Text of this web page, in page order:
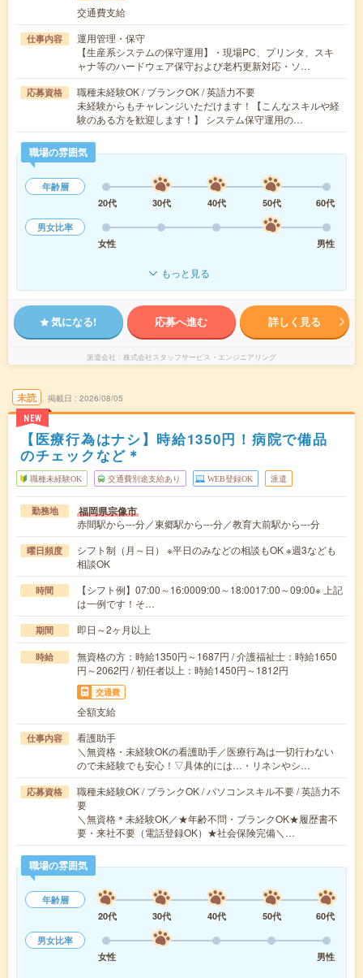
交通費支給
仕事内容
運用管理・保守
【生産系システムの保守運用】・現場PC、プリンタ、スキ
ャナ等のハードウェア保守および老朽更新対応・ソ…
応募資格
職種未経験OK / ブランクOK / 英語力不要
未経験からもチャレンジいただけます！【こんなスキルや経
験のある方を歓迎します！】 システム保守運用の…
職場の雰囲気
年齢層
20代
30代 40代 50代
60代
男女比率
女性
男性
もっと見る
気になる! 応募へ進む 詳しく見る
派遣会社 株式会社スタッフサービス・エンジニアリング
未読
NEW
掲載日 2026/08/05
【医療行為はナシ】時給1350円！病院で備品
のチェックなど＊
職種未経験OK 交通費別途支給あり WEB登録OK 派遣
勤務地 福岡県宗像市
赤間駅から---分／東郷駅から---分／教育大前駅から---分
曜日頻度
シフト制（月～日） ※平日のみなどの相談もOK ※週3なども
相談OK
時間
【シフト例】07:00～16:0009:00～18:0017:00～09:00※ 上記
は一例です！そ…
期間 即日～2ヶ月以上
時給
無資格の方：時給1350円～1687円 / 介護福祉士：時給1650
円～2062円 / 初任者以上：時給1450円～1812円
交通費
全額支給
仕事内容
看護助手
＼無資格・未経験OKの看護助手／医療行為は一切行わない
ので未経験でも安心！▽具体的には…・リネンやシ…
応募資格
職種未経験OK / ブランクOK / パソコンスキル不要 / 英語力不
要
＼無資格＊未経験OK／★年齢不問・ブランクOK★履歴書不
要・来社不要（電話登録OK）★社会保険完備＼…
職場の雰囲気
年齢層
20代
30代 40代 50代
60代
男女比率
女性
男性